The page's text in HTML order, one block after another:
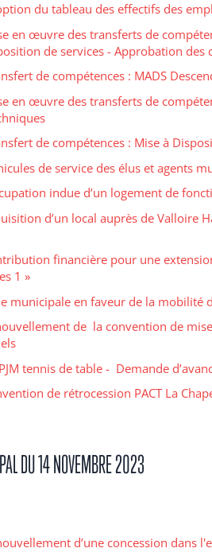
du tableau des effectifs des
en œuvre des transferts de
de services - Approbation
de compétences : MADS
en œuvre des transferts de
de compétences : Mise à
de service des élus et agents
indue d’un logement de
d’un local auprès de Valloire
financière pour une
1 »
municipale en faveur de la mobilité
de la convention de
tennis de table - Demande
de rétrocession PACT La
DU 14 NOVEMBRE 2023
d’une concession dans